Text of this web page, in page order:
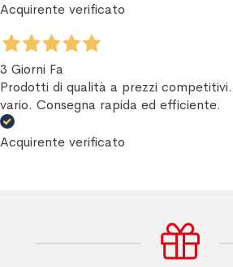
Acquirente verificato
3 Giorni Fa
Prodotti di qualità a prezzi
vario. Consegna rapida ed efficiente.
Acquirente verificato